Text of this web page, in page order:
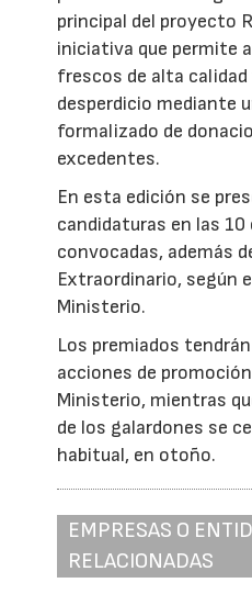
principal del proyecto
iniciativa que permite
frescos de alta
desperdicio mediante
formalizado de
excedentes.
En esta edición se
candidaturas en las
convocadas, además
Extraordinario, según
Ministerio.
Los premiados
acciones de
Ministerio, mientras
de los galardones se
habitual, en otoño.
EMPRESAS O
RELACIONADAS